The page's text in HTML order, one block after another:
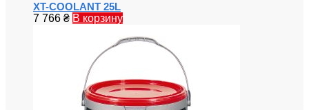
XT-COOLANT 25L
7 766 ₴ В корзину